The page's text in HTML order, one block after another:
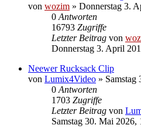
von wozim » Donnerstag 3.
0 Antworten
16793 Zugriffe
Letzter Beitrag von
Donnerstag 3. April
Neewer Rucksack Clip
von Lumix4Video » Samstag
0 Antworten
1703 Zugriffe
Letzter Beitrag von
Samstag 30. Mai 2026,